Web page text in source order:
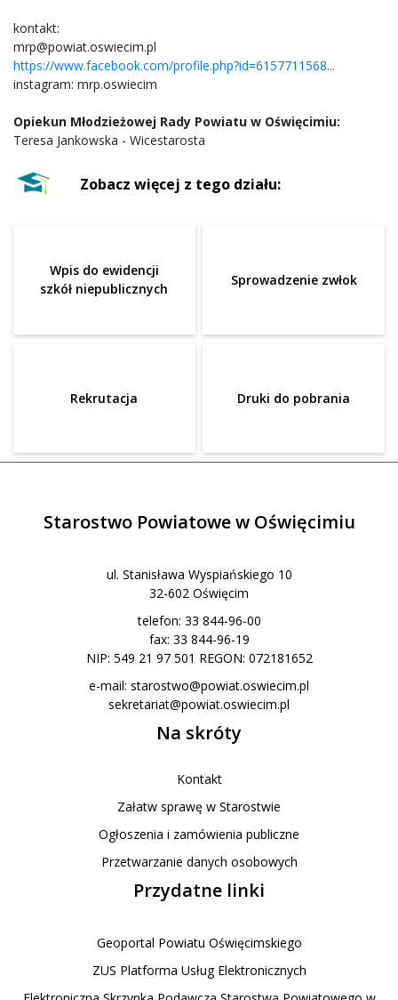
kontakt:
mrp@powiat.oswiecim.pl
https://www.facebook.com/profile.php?id=6157711568...
instagram: mrp.oswiecim
Opiekun Młodzieżowej Rady Powiatu w Oświęcimiu:
Teresa Jankowska - Wicestarosta
Zobacz więcej z tego działu:
Wpis do ewidencji
szkół niepublicznych
Sprowadzenie zwłok
Rekrutacja Druki do pobrania
Starostwo Powiatowe w Oświęcimiu
ul. Stanisława Wyspiańskiego 10
32-602 Oświęcim
telefon: 33 844-96-00
fax: 33 844-96-19
NIP: 549 21 97 501 REGON: 072181652
e-mail: starostwo@powiat.oswiecim.pl
sekretariat@powiat.oswiecim.pl
Na skróty
Kontakt
Załatw sprawę w Starostwie
Ogłoszenia i zamówienia publiczne
Przetwarzanie danych osobowych
Przydatne linki
Geoportal Powiatu Oświęcimskiego
ZUS Platforma Usług Elektronicznych